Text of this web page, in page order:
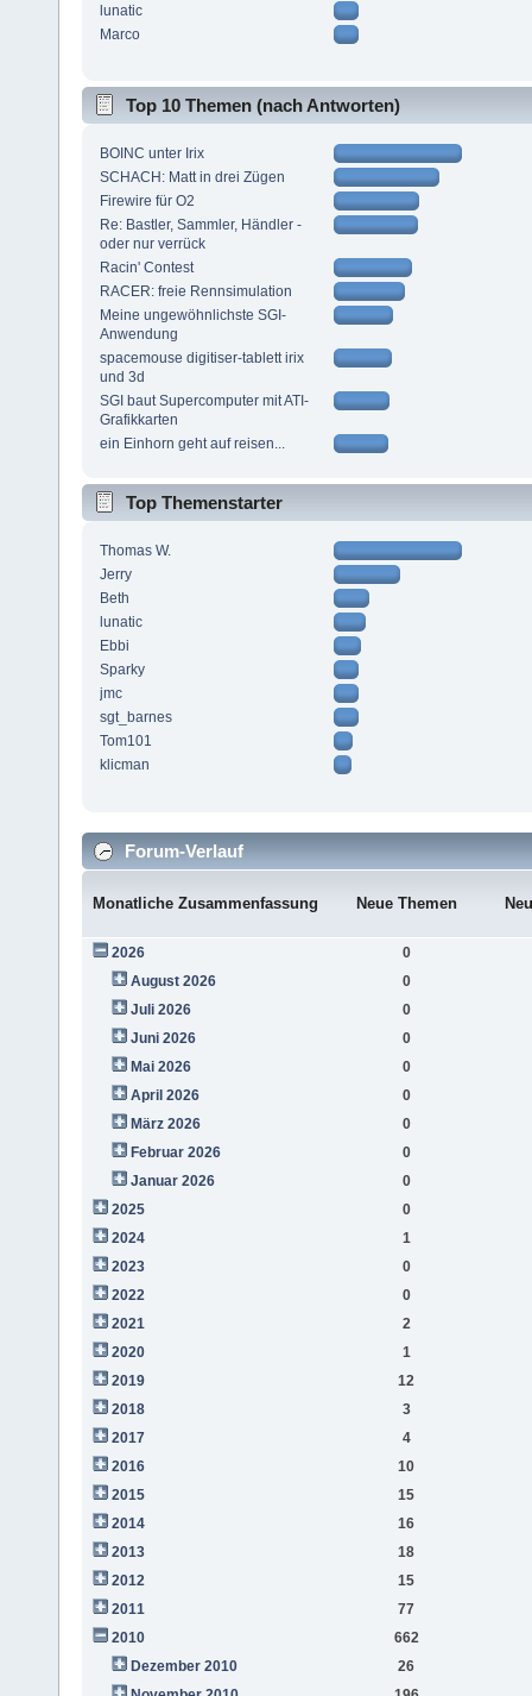
lunatic
Marco
Top 10 Themen (nach Antworten)
BOINC unter Irix
SCHACH: Matt in drei Zügen
Firewire für O2
Re: Bastler, Sammler, Händler -
oder nur verrück
Racin' Contest
RACER: freie Rennsimulation
Meine ungewöhnlichste SGI-
Anwendung
spacemouse digitiser-tablett irix
und 3d
SGI baut Supercomputer mit ATI-
Grafikkarten
ein Einhorn geht auf reisen...
Top Themenstarter
Thomas W.
Jerry
Beth
lunatic
Ebbi
Sparky
jmc
sgt_barnes
Tom101
klicman
Forum-Verlauf
Monatliche Zusammenfassung Neue Themen
2026
0
August 2026
0
Juli 2026
0
Juni 2026
0
Mai 2026
0
April 2026
0
März 2026
0
Februar 2026
0
Januar 2026
0
2025
0
2024
1
2023
0
2022
0
2021
2
2020
1
2019
12
2018
3
2017
4
2016
10
2015
15
2014
16
2013
18
2012
15
2011
77
2010
662
Dezember 2010
26